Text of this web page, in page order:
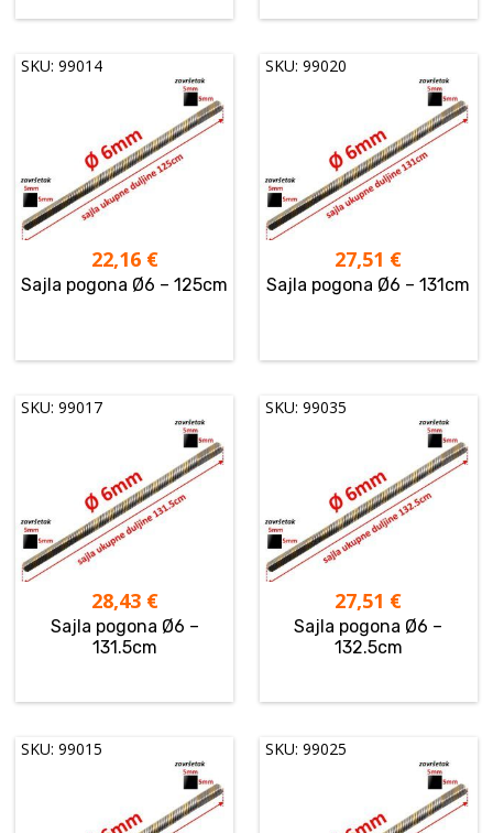
SKU: 99014
22,16 €
Sajla pogona Ø6 – 125cm
SKU: 99020
27,51 €
Sajla pogona Ø6 – 131cm
SKU: 99017
28,43 €
Sajla pogona Ø6 –
131.5cm
SKU: 99035
27,51 €
Sajla pogona Ø6 –
132.5cm
SKU: 99015 SKU: 99025